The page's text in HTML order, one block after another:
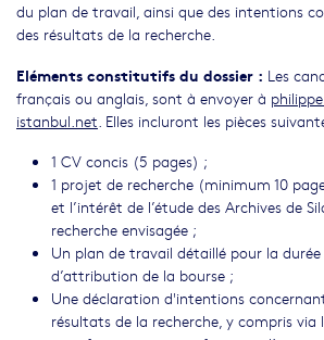
du plan de travail, ainsi que des intentions
des résultats de la recherche.
Eléments constitutifs du dossier : Les
français ou anglais, sont à envoyer à
istanbul.net . Elles incluront les pièces
1 CV concis (5 pages) ;
1 projet de recherche (minimum 10
et l’intérêt de l’étude des Archives de
recherche envisagée ;
Un plan de travail détaillé pour la
d’attribution de la bourse ;
Une déclaration d'intentions
résultats de la recherche, y compris